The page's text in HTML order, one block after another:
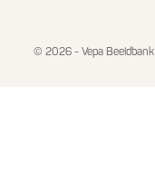
© 2026 - Vepa Beeldbank